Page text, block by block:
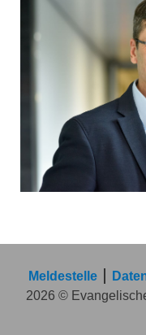
Meldestelle
2026 ©